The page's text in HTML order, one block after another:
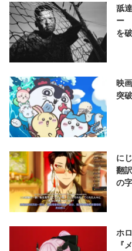
舐
ー
を
映
突
に
翻
の
ホ
『